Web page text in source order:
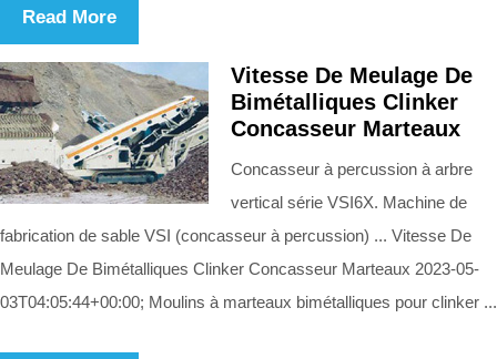
Read More
Vitesse De Meulage De
Bimétalliques Clinker
Concasseur Marteaux
Concasseur à percussion à arbre
vertical série VSI6X. Machine de
fabrication de sable VSI (concasseur à percussion) ... Vitesse De
Meulage De Bimétalliques Clinker Concasseur Marteaux 2023-05-
03T04:05:44+00:00; Moulins à marteaux bimétalliques pour clinker ...